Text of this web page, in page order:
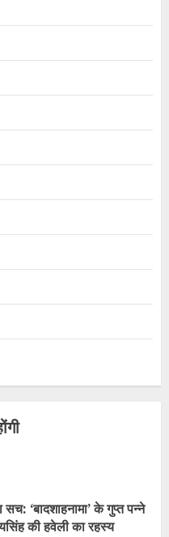
‘बादशाहनामा’ के गुप्त पन्ने
की हवेली का रहस्य